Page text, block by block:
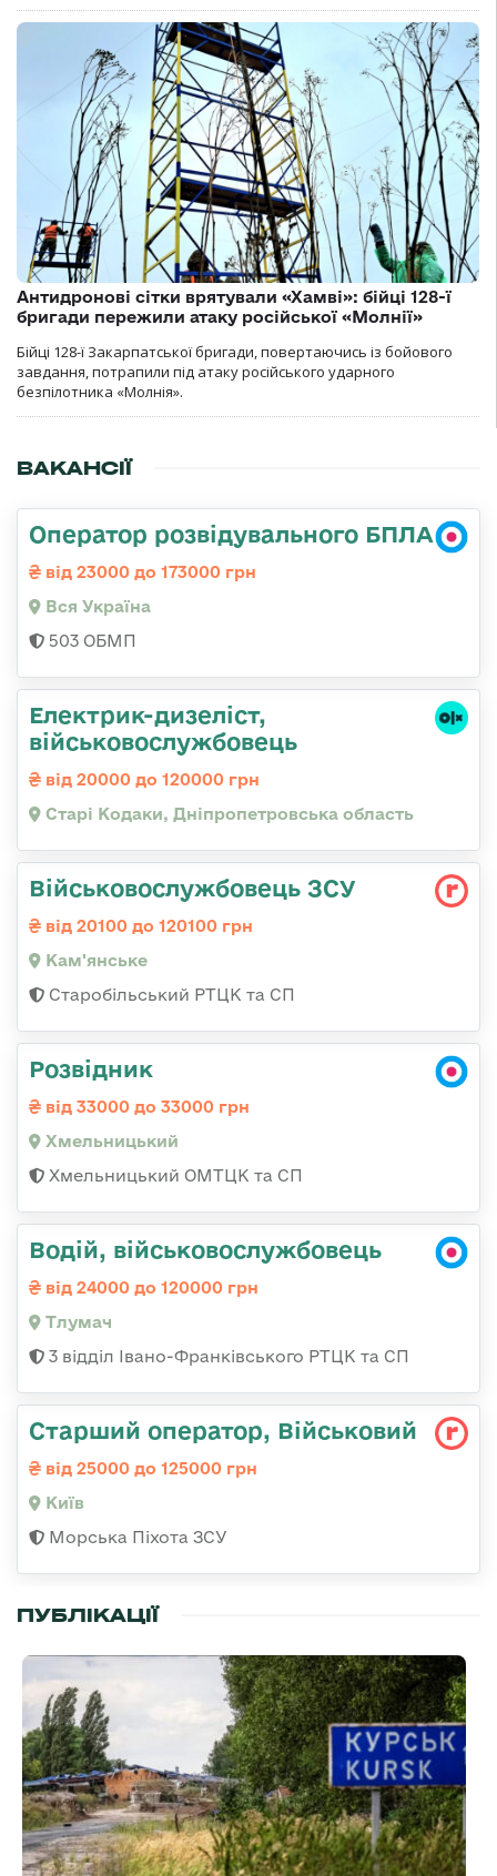
Антидронові сітки врятували «Хамві»: бійці 128-ї
бригади пережили атаку російської «Молнії»
Бійці 128-ї Закарпатської бригади, повертаючись із бойового
завдання, потрапили під атаку російського ударного
безпілотника «Молнія».
ВАКАНСІЇ
Оператор розвідувального БПЛА
від 23000 до 173000 грн
Вся Україна
503 ОБМП
Електрик-дизеліст,
військовослужбовець
від 20000 до 120000 грн
Старі Кодаки, Дніпропетровська область
Військовослужбовець ЗСУ
від 20100 до 120100 грн
Кам'янське
Старобільський РТЦК та СП
Розвідник
від 33000 до 33000 грн
Хмельницький
Хмельницький ОМТЦК та СП
Водій, військовослужбовець
від 24000 до 120000 грн
Тлумач
3 відділ Івано-Франківського РТЦК та СП
Старший оператор, Військовий
від 25000 до 125000 грн
Київ
Морська Піхота ЗСУ
ПУБЛІКАЦІЇ